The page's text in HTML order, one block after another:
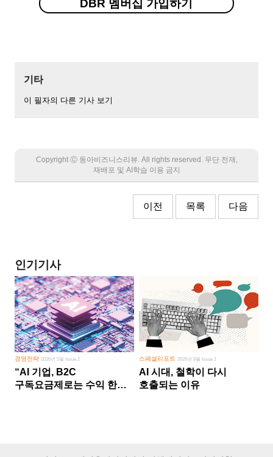
DBR 멤버십 가입하기
기타
이 필자의 다른 기사 보기
Copyright Ⓒ 동아비즈니스리뷰. All rights reserved. 무단 전재,
재배포 및 AI학습 이용 금지
이전 목록 다음
인기기사
경영전략 2026년 5월 Issue 2
“AI 기업, B2C
구독요금제로는 수익 한계
스페셜리포트 2026년 8월 Issue 1
AI 시대, 철학이 다시
호출되는 이유